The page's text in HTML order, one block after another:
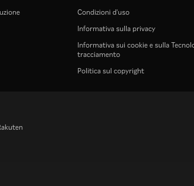
Condizioni d'uso
Informativa sulla privacy
Informativa sui cookie e sulla
tracciamento
Politica sul copyright